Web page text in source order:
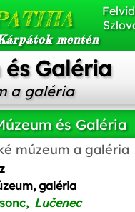
mentén
Galéria
a galéria
és Galéria
múzeum a galéria
László/CC BY-SA
galéria
Lučenec